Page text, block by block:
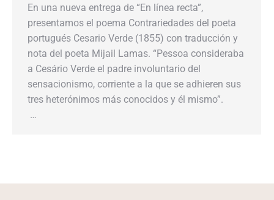
En una nueva entrega de “En línea recta”,
presentamos el poema Contrariedades del poeta
portugués Cesario Verde (1855) con traducción y
nota del poeta Mijail Lamas. “Pessoa consideraba
a Cesário Verde el padre involuntario del
sensacionismo, corriente a la que se adhieren sus
tres heterónimos más conocidos y él mismo”.
…